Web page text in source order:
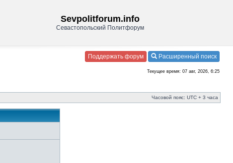
Sevpolitforum.info
Севастопольский Политфорум
Поддержать форум Расширенный поиск
Текущее время: 07 авг, 2026, 6:25
Часовой пояс: UTC + 3 часа